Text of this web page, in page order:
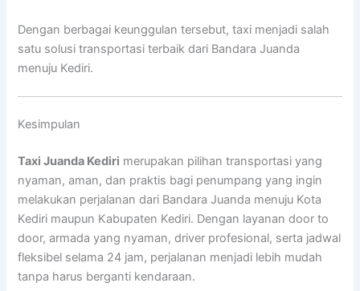
Dengan berbagai keunggulan tersebut, taxi menjadi salah
satu solusi transportasi terbaik dari Bandara Juanda
menuju Kediri.
Kesimpulan
Taxi Juanda Kediri merupakan pilihan transportasi yang
nyaman, aman, dan praktis bagi penumpang yang ingin
melakukan perjalanan dari Bandara Juanda menuju Kota
Kediri maupun Kabupaten Kediri. Dengan layanan door to
door, armada yang nyaman, driver profesional, serta jadwal
fleksibel selama 24 jam, perjalanan menjadi lebih mudah
tanpa harus berganti kendaraan.